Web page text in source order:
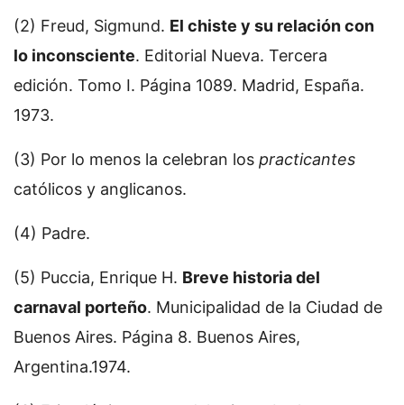
(2) Freud, Sigmund. El chiste y su relación con
lo inconsciente. Editorial Nueva. Tercera
edición. Tomo I. Página 1089. Madrid, España.
1973.
(3) Por lo menos la celebran los practicantes
católicos y anglicanos.
(4) Padre.
(5) Puccia, Enrique H. Breve historia del
carnaval porteño. Municipalidad de la Ciudad de
Buenos Aires. Página 8. Buenos Aires,
Argentina.1974.